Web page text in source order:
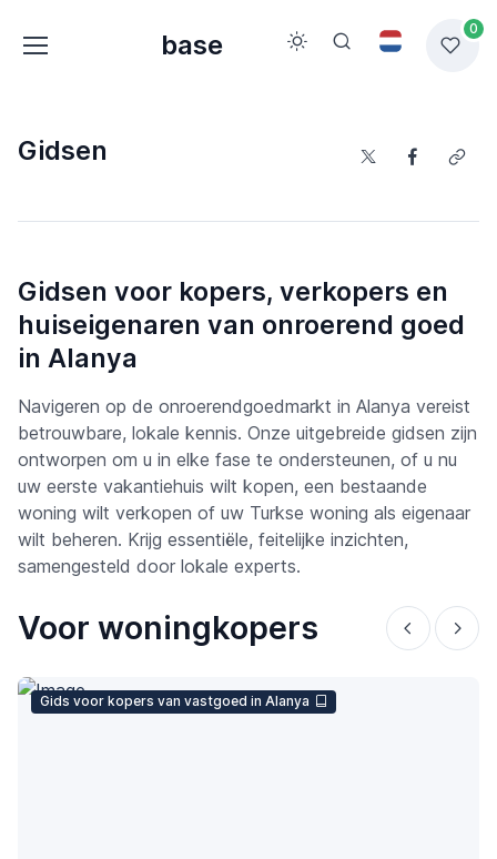
base
0
Gidsen
Gidsen voor kopers, verkopers en
huiseigenaren van onroerend goed
in Alanya
Navigeren op de onroerendgoedmarkt in Alanya vereist
betrouwbare, lokale kennis. Onze uitgebreide gidsen zijn
ontworpen om u in elke fase te ondersteunen, of u nu
uw eerste vakantiehuis wilt kopen, een bestaande
woning wilt verkopen of uw Turkse woning als eigenaar
wilt beheren. Krijg essentiële, feitelijke inzichten,
samengesteld door lokale experts.
Voor woningkopers
Gids voor kopers van vastgoed in Alanya